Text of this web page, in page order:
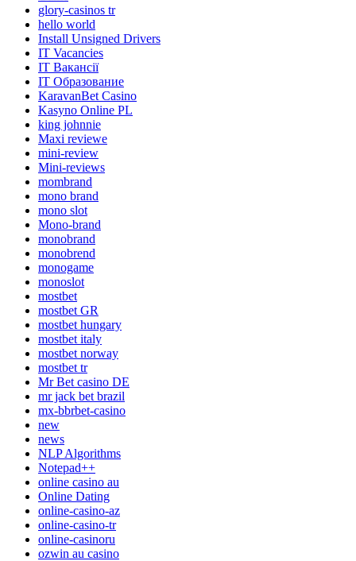
glory-casinos tr
hello world
Install Unsigned Drivers
IT Vacancies
IT Вакансії
IT Образование
KaravanBet Casino
Kasyno Online PL
king johnnie
Maxi reviewe
mini-review
Mini-reviews
mombrand
mono brand
mono slot
Mono-brand
monobrand
monobrend
monogame
monoslot
mostbet
mostbet GR
mostbet hungary
mostbet italy
mostbet norway
mostbet tr
Mr Bet casino DE
mr jack bet brazil
mx-bbrbet-casino
new
news
NLP Algorithms
Notepad++
online casino au
Online Dating
online-casino-az
online-casino-tr
online-casinoru
ozwin au casino